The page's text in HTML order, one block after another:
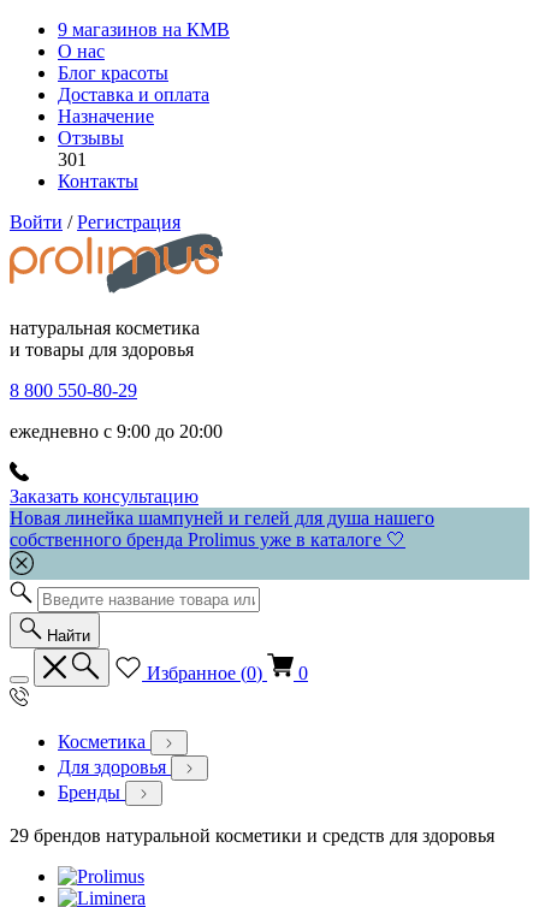
9 магазинов на КМВ
О нас
Блог красоты
Доставка и оплата
Назначение
Отзывы
301
Контакты
Войти / Регистрация
натуральная косметика
и товары для здоровья
8 800 550-80-29
ежедневно с 9:00 до 20:00
Заказать консультацию
Новая линейка шампуней и гелей для душа нашего
собственного бренда Prolimus уже в каталоге 🤍
Найти
Избранное (0) 0
Косметика
Для здоровья
Бренды
29 брендов натуральной косметики и средств для здоровья